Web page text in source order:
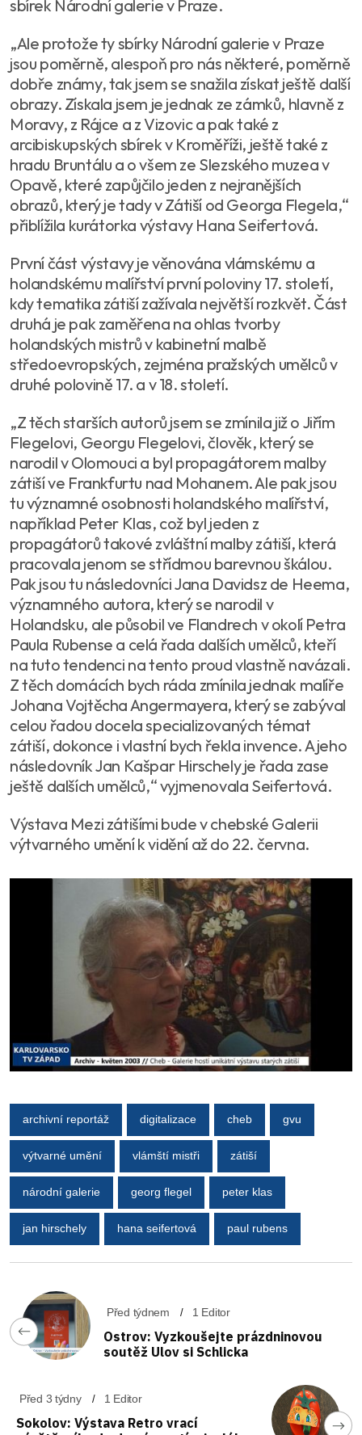
sbírek Národní galerie v Praze.
„Ale protože ty sbírky Národní galerie v Praze
jsou poměrně, alespoň pro nás některé, poměrně
dobře známy, tak jsem se snažila získat ještě další
obrazy. Získala jsem je jednak ze zámků, hlavně z
Moravy, z Rájce a z Vizovic a pak také z
arcibiskupských sbírek v Kroměříži, ještě také z
hradu Bruntálu a o všem ze Slezského muzea v
Opavě, které zapůjčilo jeden z nejranějších
obrazů, který je tady v Zátiší od Georga Flegela,“
přiblížila kurátorka výstavy Hana Seifertová.
První část výstavy je věnována vlámskému a
holandskému malířství první poloviny 17. století,
kdy tematika zátiší zažívala největší rozkvět. Část
druhá je pak zaměřena na ohlas tvorby
holandských mistrů v kabinetní malbě
středoevropských, zejména pražských umělců v
druhé polovině 17. a v 18. století.
„Z těch starších autorů jsem se zmínila již o Jiřím
Flegelovi, Georgu Flegelovi, člověk, který se
narodil v Olomouci a byl propagátorem malby
zátiší ve Frankfurtu nad Mohanem. Ale pak jsou
tu významné osobnosti holandského malířství,
například Peter Klas, což byl jeden z
propagátorů takové zvláštní malby zátiší, která
pracovala jenom se střídmou barevnou škálou.
Pak jsou tu následovníci Jana Davidsz de Heema,
významného autora, který se narodil v
Holandsku, ale působil ve Flandrech v okolí Petra
Paula Rubense a celá řada dalších umělců, kteří
na tuto tendenci na tento proud vlastně navázali.
Z těch domácích bych ráda zmínila jednak malíře
Johana Vojtěcha Angermayera, který se zabýval
celou řadou docela specializovaných témat
zátiší, dokonce i vlastní bych řekla invence. A jeho
následovník Jan Kašpar Hirschely je řada zase
ještě dalších umělců,“ vyjmenovala Seifertová.
Výstava Mezi zátišími bude v chebské Galerii
výtvarného umění k vidění až do 22. června.
archivní reportáž digitalizace cheb gvu
výtvarné umění vlámští mistři zátiší
národní galerie georg flegel peter klas
jan hirschely hana seifertová paul rubens
Před týdnem 1 Editor
Ostrov: Vyzkoušejte prázdninovou
soutěž Ulov si Schlicka
Před 3 týdny 1 Editor
Sokolov: Výstava Retro vrací